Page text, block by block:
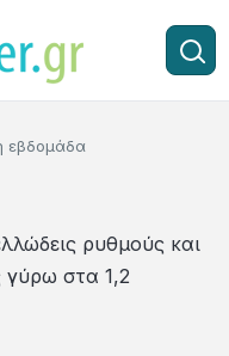
εβδομάδα
ρυθμούς και
γύρω στα 1,2